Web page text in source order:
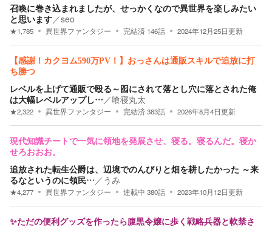
召喚に巻き込まれましたが、せっかくなので異世界を楽しみたい
と思います／seo
★1,785 異世界ファンタジー 完結済 146話 2024年12月25日更新
【感謝！カクヨム590万PV！】おっさんは通販スキルで追放に打
ち勝つ
レベルを上げて通販で殴る～囮にされて落とし穴に落とされた俺
は大幅レベルアップし… ／喰寝丸太
★2,322 異世界ファンタジー 完結済383話 2026年8月4日更新
現代知識チートで一気に領地を発展させ、寝る。寝るんだ。寝か
せろおおお。
追放された転生公爵は、辺境でのんびりと畑を耕したかった ～来
るなというのに領民… ／ うみ
★4,277 異世界ファンタジー 連載中 380話 2023年10月12日更新
✨ただの便利グッズを作ったら腹黒令嬢に歩く戦略兵器と軟禁さ